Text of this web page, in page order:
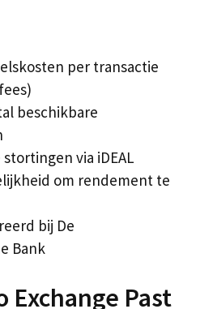
per transactie
beschikbare
via iDEAL
om rendement te
bij De
Bank
Exchange Past